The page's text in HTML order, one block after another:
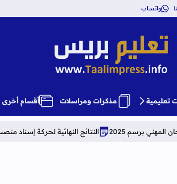
واتساب
تعليم بريس TaalimPress
تعليمية مذكرات ومراسلات أقسام أخرى
النتائج النهائية لحركة إسناد منصب مدير بمؤسسات